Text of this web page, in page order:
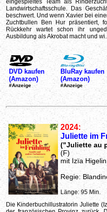
eingespieltes Team als
Landwirtschaftsschule. Das
beschwert. Und wenn Xavier bei
Zuchtbullen Ben Hur präsentiert,
Rückkehr wartet schon ihr
Ausbildung als Akrobat macht und
DVD kaufen
(Amazon)
#Anzeige
BluRay kaufen
(Amazon)
#Anzeige
2024:
Juliette im
("Juliette au
(F)
mit Izïa
Regie:
Länge: 95 Min.
Die Kinderbuchillustratorin Juliette